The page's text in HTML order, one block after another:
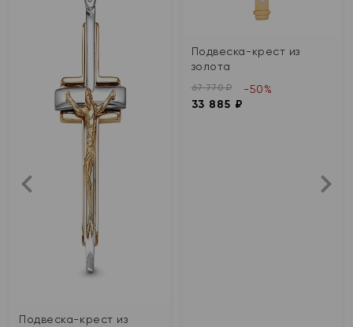
Подвеска-крест из
Подвеска-крест из
золота
67 770 ₽
33 885 ₽
-50%